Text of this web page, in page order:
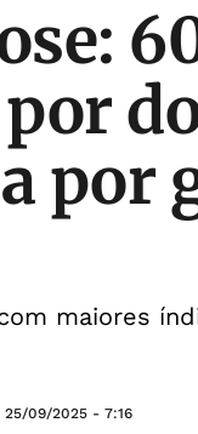
por
maiores
25/09/2025 - 7:16